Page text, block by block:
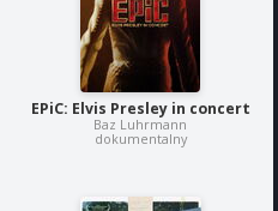
EPiC: Elvis Presley in concert
Baz Luhrmann
dokumentalny